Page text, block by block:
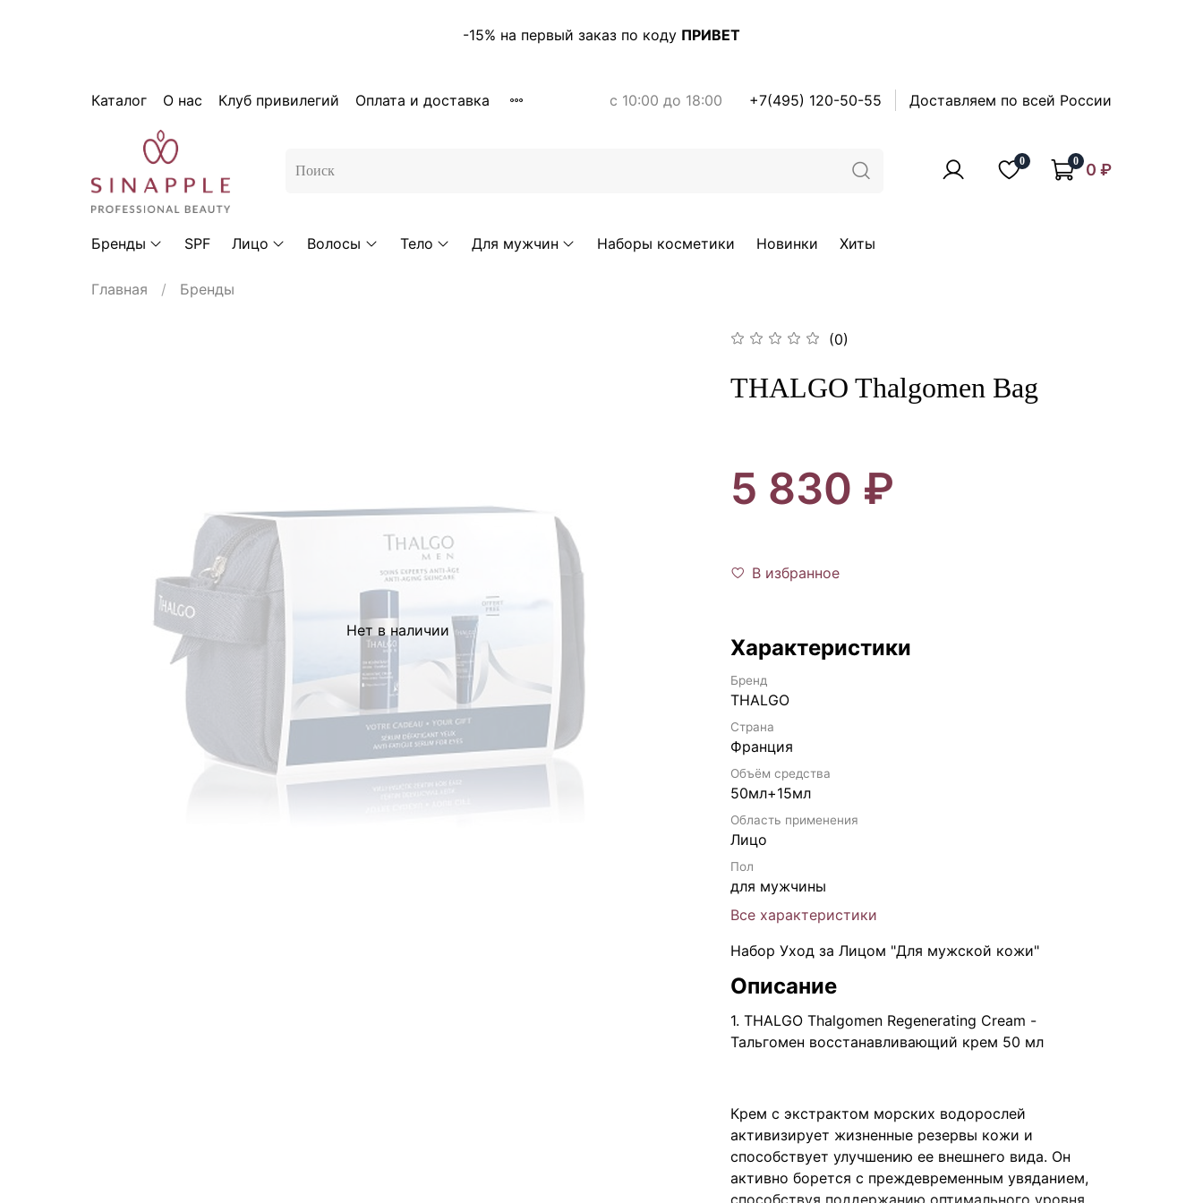
-15% на первый заказ по коду ПРИВЕТ
Каталог О нас Клуб привилегий Оплата и доставка с 10:00 до 18:00 +7(495) 120-50-55 Доставляем по всей России
0 0 0 ₽
Бренды SPF Лицо Волосы Тело Для мужчин Наборы косметики Новинки Хиты
Главная Бренды
Нет в наличии
(0)
THALGO Thalgomen Bag
5 830 ₽
В избранное
Характеристики
Бренд
THALGO
Страна
Франция
Объём средства
50мл+15мл
Область применения
Лицо
Пол
для мужчины
Все характеристики
Набор Уход за Лицом "Для мужской кожи"
Описание
1. THALGO Thalgomen Regenerating Cream -
Тальгомен восстанавливающий крем 50 мл
Крем с экстрактом морских водорослей
активизирует жизненные резервы кожи и
способствует улучшению ее внешнего вида. Он
активно борется с преждевременным увяданием,
способствуя поддержанию оптимального уровня